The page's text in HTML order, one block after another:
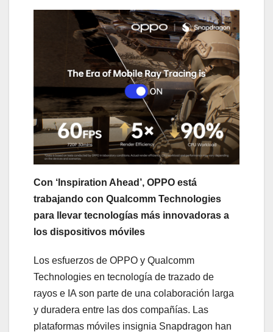
Con ‘Inspiration Ahead’, OPPO está
trabajando con Qualcomm Technologies
para llevar tecnologías más innovadoras a
los dispositivos móviles
Los esfuerzos de OPPO y Qualcomm
Technologies en tecnología de trazado de
rayos e IA son parte de una colaboración larga
y duradera entre las dos compañías. Las
plataformas móviles insignia Snapdragon han